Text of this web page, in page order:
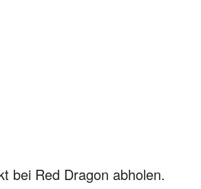
bei Red Dragon abholen.